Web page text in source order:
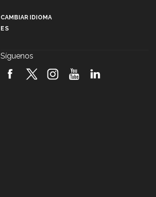
robótica FIRST 2026! (video)
CAMBIAR IDIOMA
ES
Síguenos